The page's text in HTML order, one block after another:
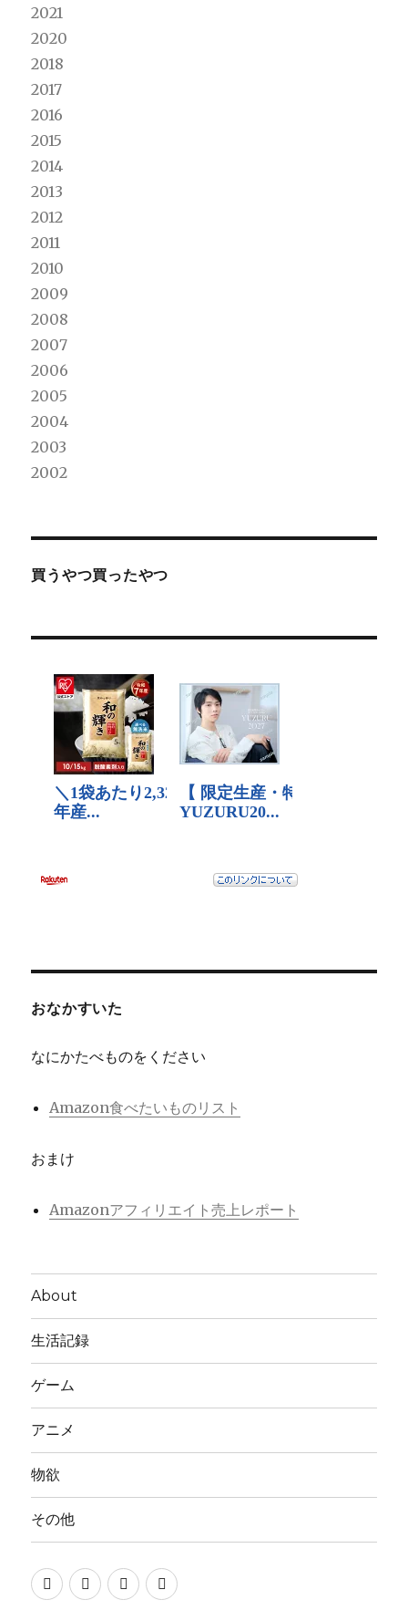
2021
2020
2018
2017
2016
2015
2014
2013
2012
2011
2010
2009
2008
2007
2006
2005
2004
2003
2002
買うやつ買ったやつ
おなかすいた
なにかたべものをください
Amazon食べたいものリスト
おまけ
Amazonアフィリエイト売上レポート
About
生活記録
ゲーム
アニメ
物欲
その他
TwitterTumblrInstagram
Youtube